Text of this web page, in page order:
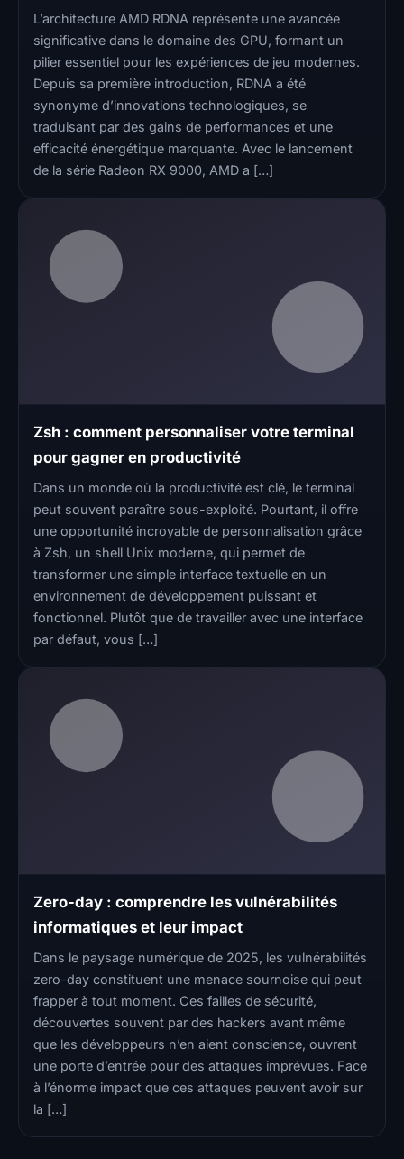
L’architecture AMD RDNA représente une avancée
significative dans le domaine des GPU, formant un
pilier essentiel pour les expériences de jeu modernes.
Depuis sa première introduction, RDNA a été
synonyme d’innovations technologiques, se
traduisant par des gains de performances et une
efficacité énergétique marquante. Avec le lancement
de la série Radeon RX 9000, AMD a […]
Zsh : comment personnaliser votre terminal
pour gagner en productivité
Dans un monde où la productivité est clé, le terminal
peut souvent paraître sous-exploité. Pourtant, il offre
une opportunité incroyable de personnalisation grâce
à Zsh, un shell Unix moderne, qui permet de
transformer une simple interface textuelle en un
environnement de développement puissant et
fonctionnel. Plutôt que de travailler avec une interface
par défaut, vous […]
Zero-day : comprendre les vulnérabilités
informatiques et leur impact
Dans le paysage numérique de 2025, les vulnérabilités
zero-day constituent une menace sournoise qui peut
frapper à tout moment. Ces failles de sécurité,
découvertes souvent par des hackers avant même
que les développeurs n’en aient conscience, ouvrent
une porte d’entrée pour des attaques imprévues. Face
à l’énorme impact que ces attaques peuvent avoir sur
la […]